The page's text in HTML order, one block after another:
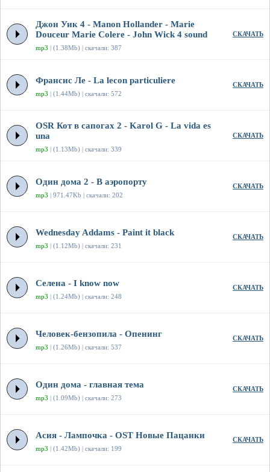
Джон Уик 4 - Manon Hollander - Marie
Douceur Marie Colere - John Wick 4 sound
mp3 | (1.38Mb) | скачали: 387
СКАЧАТЬ
Франсис Ле - La lecon particuliere
mp3 | (1.44Mb) | скачали: 572
СКАЧАТЬ
OSR Кот в сапогах 2 - Karol G - La vida es
una
mp3 | (1.13Mb) | скачали: 339
СКАЧАТЬ
Один дома 2 - В аэропорту
mp3 | 971.47Kb | скачали: 202
СКАЧАТЬ
Wednesday Addams - Paint it black
mp3 | (1.12Mb) | скачали: 231
СКАЧАТЬ
Селена - I know now
mp3 | (1.24Mb) | скачали: 248
СКАЧАТЬ
Человек-бензопила - Опенинг
mp3 | (1.26Mb) | скачали: 537
СКАЧАТЬ
Один дома - главная тема
mp3 | (1.09Mb) | скачали: 273
СКАЧАТЬ
Асия - Лампочка - OST Новые Пацанки
mp3 | (1.42Mb) | скачали: 199
СКАЧАТЬ